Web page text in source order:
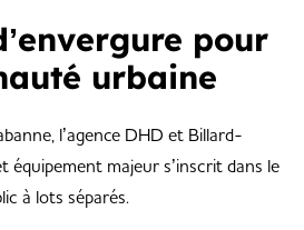
pour
urbaine
l’agence DHD et Billard-
équipement majeur s’inscrit dans le
à lots séparés.